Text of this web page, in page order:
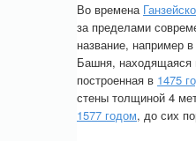
Во времена
за пределами
название, например в
Башня, находящаяся
построенная в 1475
стены толщиной 4
1577 годом, до сих